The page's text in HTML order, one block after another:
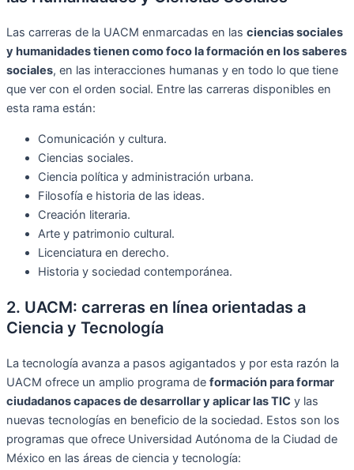
Las carreras de la UACM enmarcadas en las ciencias sociales
y humanidades tienen como foco la formación en los saberes
sociales, en las interacciones humanas y en todo lo que tiene
que ver con el orden social. Entre las carreras disponibles en
esta rama están:
Comunicación y cultura.
Ciencias sociales.
Ciencia política y administración urbana.
Filosofía e historia de las ideas.
Creación literaria.
Arte y patrimonio cultural.
Licenciatura en derecho.
Historia y sociedad contemporánea.
2. UACM: carreras en línea orientadas a
Ciencia y Tecnología
La tecnología avanza a pasos agigantados y por esta razón la
UACM ofrece un amplio programa de formación para formar
ciudadanos capaces de desarrollar y aplicar las TIC y las
nuevas tecnologías en beneficio de la sociedad. Estos son los
programas que ofrece Universidad Autónoma de la Ciudad de
México en las áreas de ciencia y tecnología: